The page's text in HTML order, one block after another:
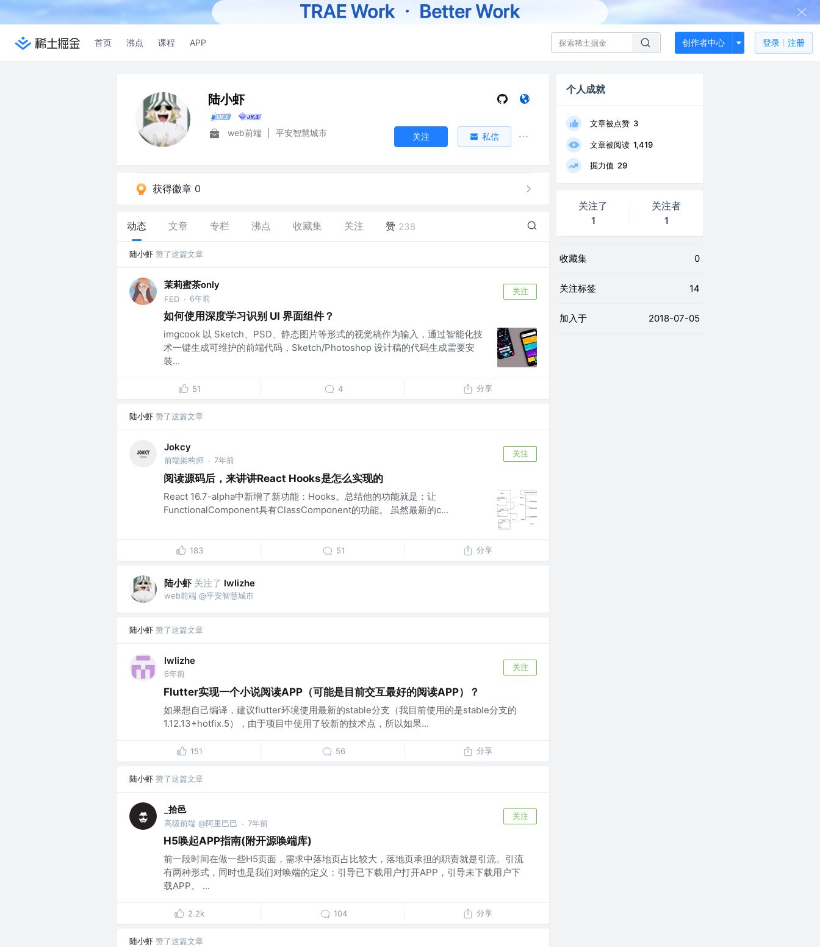
首页 沸点 课程 APP 创作者中心 登录 注册
陆小虾
web前端 平安智慧城市 关注 私信
获得徽章 0
动态 文章 专栏 沸点 收藏集 关注 赞 238
陆小虾 赞了这篇文章
茉莉蜜茶only
FED · 6年前
关注
如何使用深度学习识别 UI 界面组件？
imgcook 以 Sketch、PSD、静态图片等形式的视觉稿作为输入，通过智能化技
术一键生成可维护的前端代码，Sketch/Photoshop 设计稿的代码生成需要安
装...
51 4 分享
陆小虾 赞了这篇文章
Jokcy
前端架构师 · 7年前
关注
阅读源码后，来讲讲React Hooks是怎么实现的
React 16.7-alpha中新增了新功能：Hooks。总结他的功能就是：让
FunctionalComponent具有ClassComponent的功能。 虽然最新的c...
183 51 分享
陆小虾 关注了 lwlizhe
web前端 @平安智慧城市
陆小虾 赞了这篇文章
lwlizhe
6年前
关注
Flutter实现一个小说阅读APP（可能是目前交互最好的阅读APP）？
如果想自己编译，建议flutter环境使用最新的stable分支（我目前使用的是stable分支的
1.12.13+hotfix.5），由于项目中使用了较新的技术点，所以如果...
151 56 分享
陆小虾 赞了这篇文章
_拾邑
高级前端 @阿里巴巴 · 7年前
关注
H5唤起APP指南(附开源唤端库)
前一段时间在做一些H5页面，需求中落地页占比较大，落地页承担的职责就是引流。引流
有两种形式，同时也是我们对唤端的定义：引导已下载用户打开APP，引导未下载用户下
载APP。 ...
2.2k 104 分享
陆小虾 赞了这篇文章
个人成就
文章被点赞 3
文章被阅读 1,419
掘力值 29
关注了
1
关注者
1
收藏集 0
关注标签 14
加入于 2018-07-05